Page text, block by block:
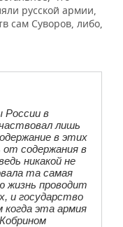
русской армии,
сам Суворов, либо,
России в
лишь
в этих
от содержания в
никакой не
та самая
жизнь проводит
и государство
эта армия